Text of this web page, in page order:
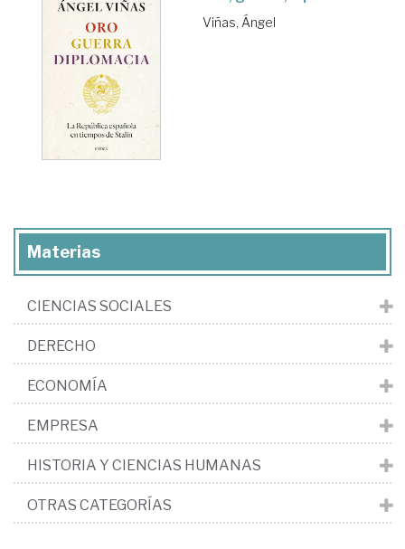
Viñas, Ángel
Materias
CIENCIAS SOCIALES
DERECHO
ECONOMÍA
EMPRESA
HISTORIA Y CIENCIAS HUMANAS
OTRAS CATEGORÍAS